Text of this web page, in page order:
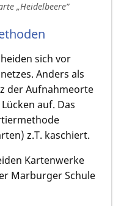
„Heidelbeere”
sich vor
Anders als
der Aufnahmeorte
auf. Das
z.T. kaschiert.
Kartenwerke
Marburger Schule